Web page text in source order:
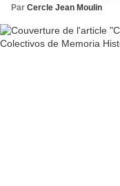
Par Cercle Jean Moulin